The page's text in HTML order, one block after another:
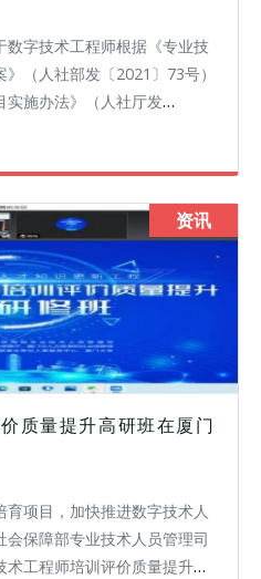
字技术工程师根据《专业技
（人社部发〔2021〕73号）
实施办法》（人社厅发
程师培育项目是专业技术人才
资讯
质量提升高研班在厦门
项目，加快推进数字技术人
保障部专业技术人员管理司
工程师培训评价质量提升高